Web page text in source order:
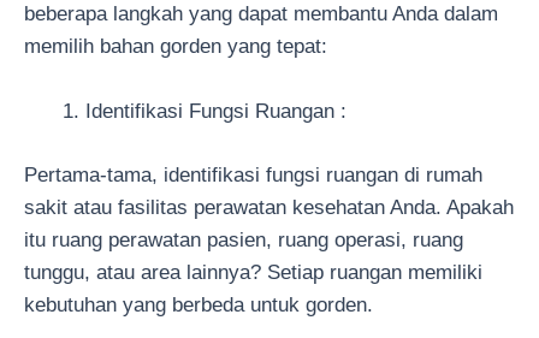
beberapa langkah yang dapat membantu Anda dalam
memilih bahan gorden yang tepat:
Identifikasi Fungsi Ruangan :
Pertama-tama, identifikasi fungsi ruangan di rumah
sakit atau fasilitas perawatan kesehatan Anda. Apakah
itu ruang perawatan pasien, ruang operasi, ruang
tunggu, atau area lainnya? Setiap ruangan memiliki
kebutuhan yang berbeda untuk gorden.